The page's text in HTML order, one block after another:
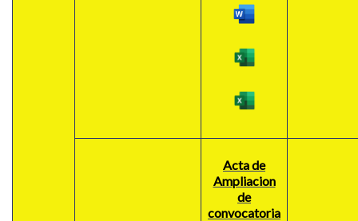
Acta de
Ampliacion
de
convocatoria